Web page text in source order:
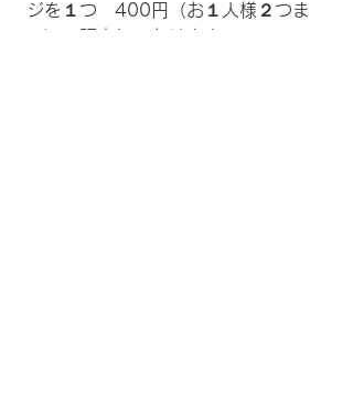
ジを１つ 400 円（お１人様２つま